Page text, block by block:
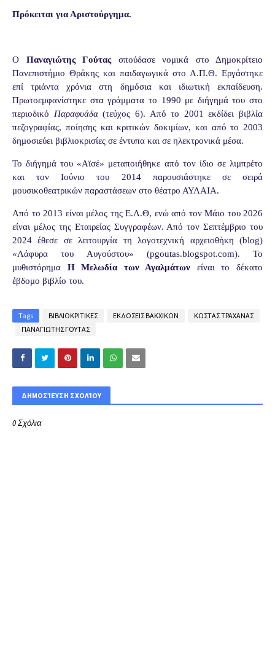
Πρόκειται για Αριστούργημα.
Ο Παναγιώτης Γούταςσπούδασε νομικά στο Δημοκρίτειο
Πανεπιστήμιο Θράκης και παιδαγωγικά στο Α.Π.Θ. Εργάστηκε
επί τριάντα χρόνια στη δημόσια και ιδιωτική εκπαίδευση.
Πρωτοεμφανίστηκε στα γράμματα το 1990 με διήγημά του στο
περιοδικό Παραφυάδα(τεύχος 6). Από το 2001 εκδίδει βιβλία
πεζογραφίας, ποίησης και κριτικών δοκιμίων, και από το 2003
δημοσιεύει βιβλιοκρισίες σε έντυπα και σε ηλεκτρονικά μέσα.
Το διήγημά του «Αϊσέ» μεταποιήθηκε από τον ίδιο σε λιμπρέτο
και τον Ιούνιο του 2014 παρουσιάστηκε σε σειρά
μουσικοθεατρικών παραστάσεων στο θέατρο ΑΥΛΑΙΑ.
Από το 2013 είναι μέλος της Ε.Λ.Θ, ενώ από τον Μάιο του 2026
είναι μέλος της Εταιρείας Συγγραφέων. Από τον Σεπτέμβριο του
2024 έθεσε σε λειτουργία τη λογοτεχνική αρχειοθήκη (blog)
«Λάφυρα του Αυγούστου» (pgoutas.blogspot.com). Το
μυθιστόρημα Η Μελωδία των Αγαλμάτων είναι το δέκατο
έβδομο βιβλίο του.
Tags ΒΙΒΛΙΟΚΡΙΤΙΚΕΣ ΕΚΔΟΣΕΙΣ ΒΑΚΧΙΚΟΝ
ΚΩΣΤΑΣ ΤΡΑΧΑΝΑΣ
ΠΑΝΑΓΙΩΤΗΣ ΓΟΥΤΑΣ
ΔΗΜΟΣΊΕΥΣΗ ΣΧΟΛΊΟΥ
0 Σχόλια